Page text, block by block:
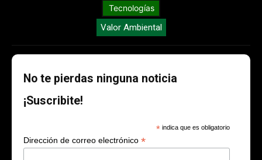
Tecnologías
Valor Ambiental
No te pierdas ninguna noticia
¡Suscribite!
* indica que es obligatorio
Dirección de correo electrónico *